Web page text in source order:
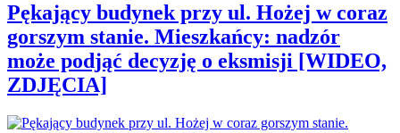
Pękający budynek przy ul. Hożej w coraz
gorszym stanie. Mieszkańcy: nadzór
może podjąć decyzję o eksmisji [WIDEO,
ZDJĘCIA]